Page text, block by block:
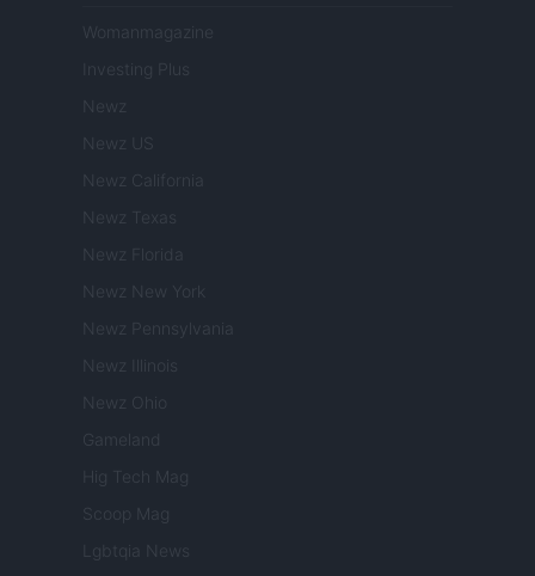
Womanmagazine
Investing Plus
Newz
Newz US
Newz California
Newz Texas
Newz Florida
Newz New York
Newz Pennsylvania
Newz Illinois
Newz Ohio
Gameland
Hig Tech Mag
Scoop Mag
Lgbtqia News